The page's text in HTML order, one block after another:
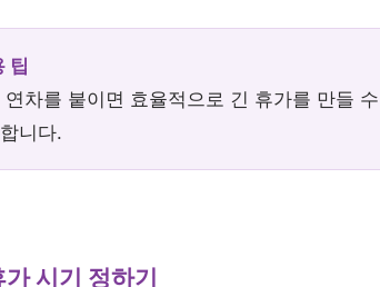
팁
차를 붙이면 효율적으로 긴 휴가를 만들
니다.
가 시기 정하기